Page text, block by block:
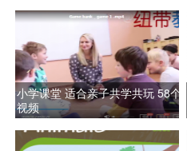
小学课堂 适合亲子共学共玩 58个
视频